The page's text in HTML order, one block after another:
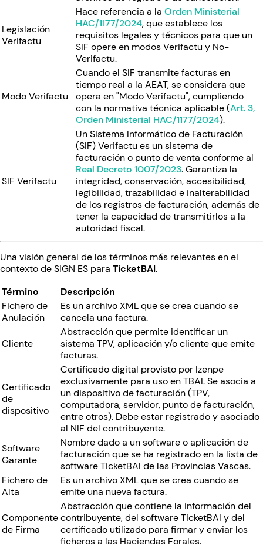
Legislación
Verifactu
Hace referencia a la Orden Ministerial
HAC/1177/2024, que establece los
requisitos legales y técnicos para que un
SIF opere en modos Verifactu y No-
Verifactu.
Modo Verifactu
Cuando el SIF transmite facturas en
tiempo real a la AEAT, se considera que
opera en "Modo Verifactu", cumpliendo
con la normativa técnica aplicable (Art. 3,
Orden Ministerial HAC/1177/2024).
SIF Verifactu
Un Sistema Informático de Facturación
(SIF) Verifactu es un sistema de
facturación o punto de venta conforme al
Real Decreto 1007/2023. Garantiza la
integridad, conservación, accesibilidad,
legibilidad, trazabilidad e inalterabilidad
de los registros de facturación, además de
tener la capacidad de transmitirlos a la
autoridad fiscal.
Una visión general de los términos más relevantes en el
contexto de SIGN ES para TicketBAI.
Término
Descripción
Fichero de
Anulación
Es un archivo XML que se crea cuando se
cancela una factura.
Cliente
Abstracción que permite identificar un
sistema TPV, aplicación y/o cliente que emite
facturas.
Certificado
de
dispositivo
Certificado digital provisto por Izenpe
exclusivamente para uso en TBAI. Se asocia a
un dispositivo de facturación (TPV,
computadora, servidor, punto de facturación,
entre otros). Debe estar registrado y asociado
al NIF del contribuyente.
Software
Garante
Nombre dado a un software o aplicación de
facturación que se ha registrado en la lista de
software TicketBAI de las Provincias Vascas.
Fichero de
Alta
Es un archivo XML que se crea cuando se
emite una nueva factura.
Componente
de Firma
Abstracción que contiene la información del
contribuyente, del software TicketBAI y del
certificado utilizado para firmar y enviar los
ficheros a las Haciendas Forales.